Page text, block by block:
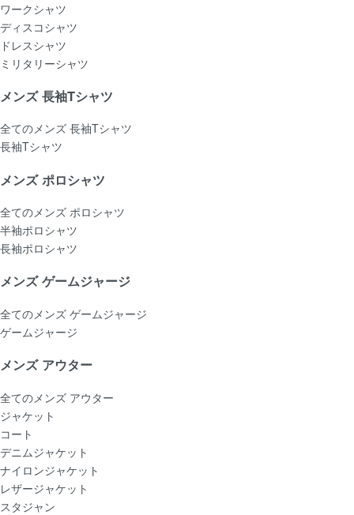
ワークシャツ
ディスコシャツ
ドレスシャツ
ミリタリーシャツ
メンズ 長袖Tシャツ
全てのメンズ 長袖Tシャツ
長袖Tシャツ
メンズ ポロシャツ
全てのメンズ ポロシャツ
半袖ポロシャツ
長袖ポロシャツ
メンズ ゲームジャージ
全てのメンズ ゲームジャージ
ゲームジャージ
メンズ アウター
全てのメンズ アウター
ジャケット
コート
デニムジャケット
ナイロンジャケット
レザージャケット
スタジャン